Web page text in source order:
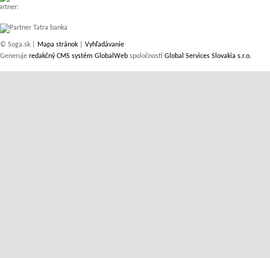
© Soga.sk | Mapa stránok
Vyhľadávanie
Generuje redakčný CMS systém GlobalWeb spoločnosti Global Services Slovakia s.r.o.